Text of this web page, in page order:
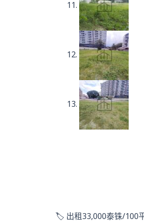
🏷️ 出租33,000泰铢/100